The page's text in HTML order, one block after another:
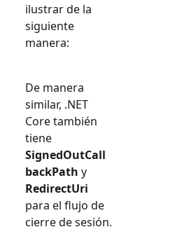
ilustrar de la
siguiente
manera:
De manera
similar, .NET
Core también
tiene
SignedOutCall
backPath y
RedirectUri
para el flujo de
cierre de sesión.